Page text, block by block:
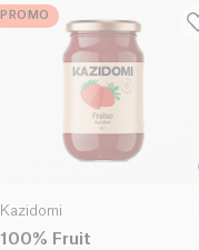
PROMO
Kazidomi
100% Fruit